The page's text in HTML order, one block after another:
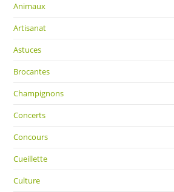
Animaux
Artisanat
Astuces
Brocantes
Champignons
Concerts
Concours
Cueillette
Culture